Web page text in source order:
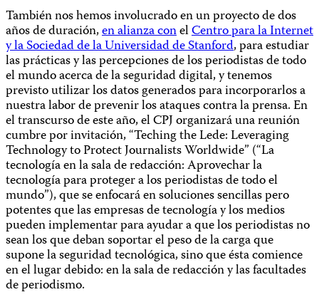
También nos hemos involucrado en un proyecto de dos
años de duración,en alianza conelCentro para la Internet
y la Sociedad de la Universidad de Stanford, para estudiar
las prácticas y las percepciones de los periodistas de todo
el mundo acerca de la seguridad digital, y tenemos
previsto utilizar los datos generados para incorporarlos a
nuestra labor de prevenir los ataques contra la prensa. En
el transcurso de este año, el CPJ organizará una reunión
cumbre por invitación, “Teching the Lede: Leveraging
Technology to Protect Journalists Worldwide” (“La
tecnología en la sala de redacción: Aprovechar la
tecnología para proteger a los periodistas de todo el
mundo”), que se enfocará en soluciones sencillas pero
potentes que las empresas de tecnología y los medios
pueden implementar para ayudar a que los periodistas no
sean los que deban soportar el peso de la carga que
supone la seguridad tecnológica, sino que ésta comience
en el lugar debido: en la sala de redacción y las facultades
de periodismo.